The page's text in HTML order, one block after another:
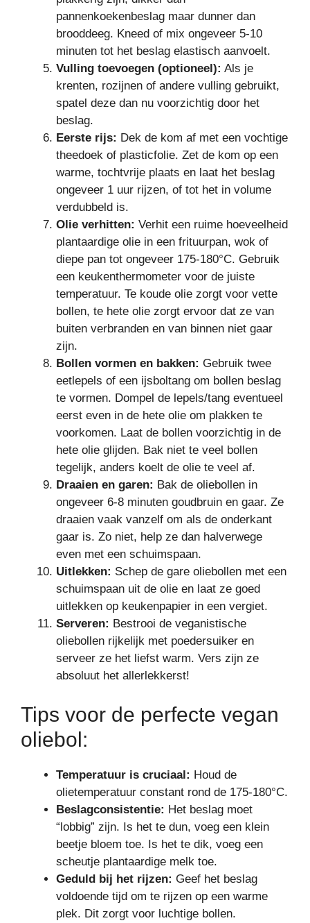
pannenkoekenbeslag maar dunner dan
brooddeeg. Kneed of mix ongeveer 5-10
minuten tot het beslag elastisch aanvoelt.
Vulling toevoegen (optioneel): Als je
krenten, rozijnen of andere vulling gebruikt,
spatel deze dan nu voorzichtig door het
beslag.
Eerste rijs: Dek de kom af met een vochtige
theedoek of plasticfolie. Zet de kom op een
warme, tochtvrije plaats en laat het beslag
ongeveer 1 uur rijzen, of tot het in volume
verdubbeld is.
Olie verhitten: Verhit een ruime hoeveelheid
plantaardige olie in een frituurpan, wok of
diepe pan tot ongeveer 175-180°C. Gebruik
een keukenthermometer voor de juiste
temperatuur. Te koude olie zorgt voor vette
bollen, te hete olie zorgt ervoor dat ze van
buiten verbranden en van binnen niet gaar
zijn.
Bollen vormen en bakken: Gebruik twee
eetlepels of een ijsboltang om bollen beslag
te vormen. Dompel de lepels/tang eventueel
eerst even in de hete olie om plakken te
voorkomen. Laat de bollen voorzichtig in de
hete olie glijden. Bak niet te veel bollen
tegelijk, anders koelt de olie te veel af.
Draaien en garen: Bak de oliebollen in
ongeveer 6-8 minuten goudbruin en gaar. Ze
draaien vaak vanzelf om als de onderkant
gaar is. Zo niet, help ze dan halverwege
even met een schuimspaan.
Uitlekken: Schep de gare oliebollen met een
schuimspaan uit de olie en laat ze goed
uitlekken op keukenpapier in een vergiet.
Serveren: Bestrooi de veganistische
oliebollen rijkelijk met poedersuiker en
serveer ze het liefst warm. Vers zijn ze
absoluut het allerlekkerst!
Tips voor de perfecte vegan
oliebol:
Temperatuur is cruciaal: Houd de
olietemperatuur constant rond de 175-180°C.
Beslagconsistentie: Het beslag moet
“lobbig” zijn. Is het te dun, voeg een klein
beetje bloem toe. Is het te dik, voeg een
scheutje plantaardige melk toe.
Geduld bij het rijzen: Geef het beslag
voldoende tijd om te rijzen op een warme
plek. Dit zorgt voor luchtige bollen.